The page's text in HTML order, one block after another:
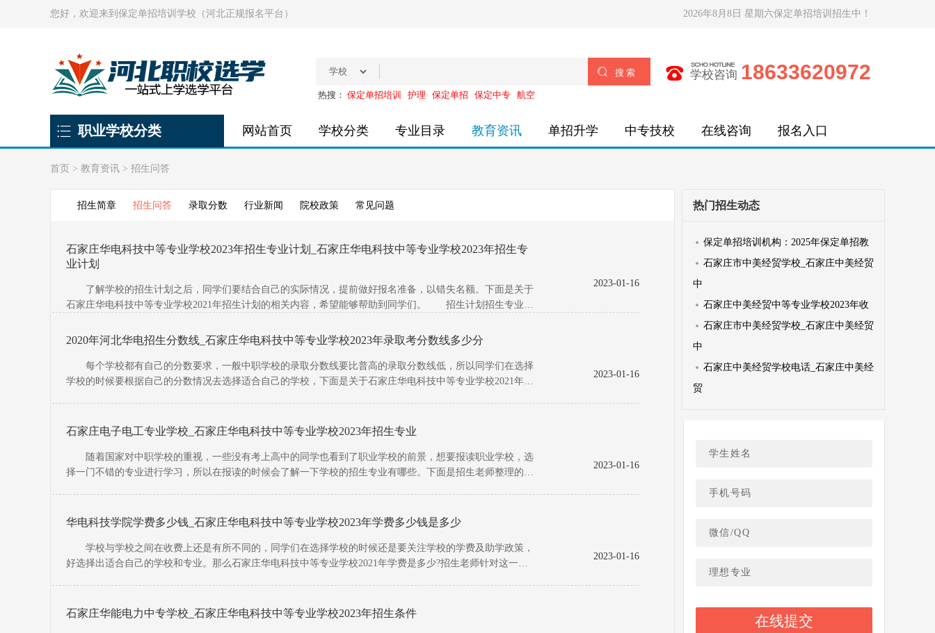
您好，欢迎来到保定单招培训学校（河北正规报名平台） 2026年8月8日 星期六保定单招培训招生中！

热搜： 保定单招培训 护理 保定单招 保定中专 航空
学校咨询 18633620972
职业学校分类 网站首页 学校分类 专业目录 教育资讯 单招升学 中专技校 在线咨询 报名入口
首页 > 教育资讯 > 招生问答
招生简章 招生问答 录取分数 行业新闻 院校政策 常见问题
石家庄华电科技中等专业学校2023年招生专业计划_石家庄华电科技中等专业学校2023年招生专
业计划
了解学校的招生计划之后，同学们要结合自己的实际情况，提前做好报名准备，以错失名额。下面是关于
石家庄华电科技中等专业学校2021年招生计划的相关内容，希望能够帮助到同学们。 招生计划招生专业招
2023-01-16
2020年河北华电招生分数线_石家庄华电科技中等专业学校2023年录取考分数线多少分
每个学校都有自己的分数要求，一般中职学校的录取分数线要比普高的录取分数线低，所以同学们在选择
学校的时候要根据自己的分数情况去选择适合自己的学校，下面是关于石家庄华电科技中等专业学校2021年录
2023-01-16
石家庄电子电工专业学校_石家庄华电科技中等专业学校2023年招生专业
随着国家对中职学校的重视，一些没有考上高中的同学也看到了职业学校的前景，想要报读职业学校，选
择一门不错的专业进行学习，所以在报读的时候会了解一下学校的招生专业有哪些。下面是招生老师整理的关
2023-01-16
华电科技学院学费多少钱_石家庄华电科技中等专业学校2023年学费多少钱是多少
学校与学校之间在收费上还是有所不同的，同学们在选择学校的时候还是要关注学校的学费及助学政策，
好选择出适合自己的学校和专业。那么石家庄华电科技中等专业学校2021年学费是多少?招生老师针对这一问
2023-01-16
石家庄华能电力中专学校_石家庄华电科技中等专业学校2023年招生条件
热门招生动态
保定单招培训机构：2025年保定单招教
石家庄市中美经贸学校_石家庄中美经贸
中
石家庄中美经贸中等专业学校2023年收
石家庄市中美经贸学校_石家庄中美经贸
中
石家庄中美经贸学校电话_石家庄中美经
贸
在线提交